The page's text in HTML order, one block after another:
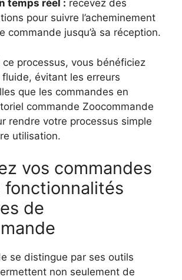
temps réel : recevez des
pour suivre l’acheminement
commande jusqu’à sa réception.
ce processus, vous bénéficiez
fluide, évitant les erreurs
que les commandes en
commande Zoocommande
rendre votre processus simple
utilisation.
vos commandes
fonctionnalités
de
se distingue par ses outils
non seulement de